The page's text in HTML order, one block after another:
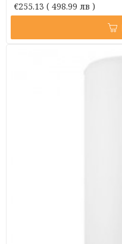
€255.13 ( 498.99 лв )